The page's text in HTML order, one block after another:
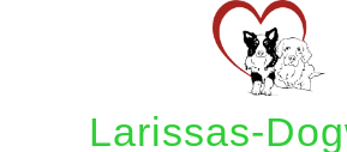
Larissas-